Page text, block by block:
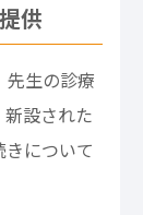
供
先生の診療
設された
について